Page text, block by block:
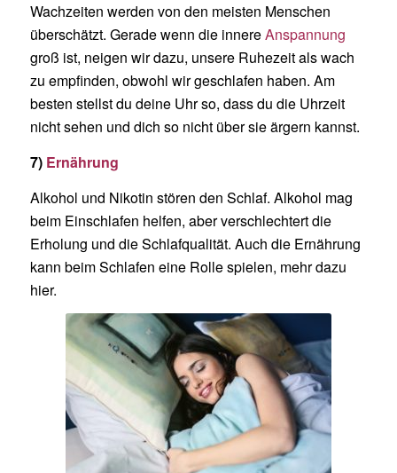
Wachzeiten werden von den meisten Menschen
überschätzt. Gerade wenn die innereAnspannung
groß ist, neigen wir dazu, unsere Ruhezeit als wach
zu empfinden, obwohl wir geschlafen haben. Am
besten stellst du deine Uhr so, dass du die Uhrzeit
nicht sehen und dich so nicht über sie ärgern kannst.
7) Ernährung
Alkohol und Nikotin stören den Schlaf. Alkohol mag
beim Einschlafen helfen, aber verschlechtert die
Erholung und die Schlafqualität. Auch die Ernährung
kann beim Schlafen eine Rolle spielen, mehr dazu
hier.